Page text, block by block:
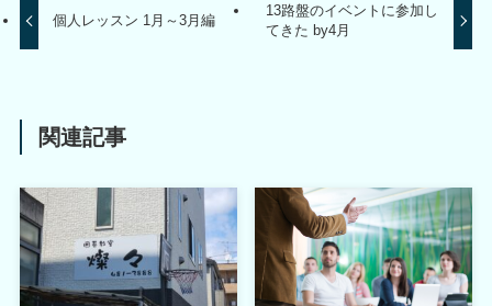
個人レッスン 1月～3月編
13路盤のイベントに参加し
てきた by4月
関連記事